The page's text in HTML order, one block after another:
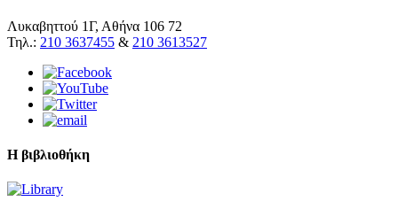
Λυκαβηττού 1Γ, Αθήνα 106 72
Τηλ.: 210 3637455 & 210 3613527
Η βιβλιοθήκη